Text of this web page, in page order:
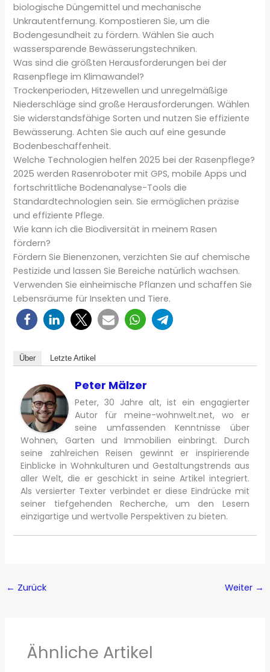
biologische Düngemittel und mechanische
Unkrautentfernung. Kompostieren Sie, um die
Bodengesundheit zu fördern. Wählen Sie auch
wassersparende Bewässerungstechniken.
Was sind die größten Herausforderungen bei der
Rasenpflege im Klimawandel?
Trockenperioden, Hitzewellen und unregelmäßige
Niederschläge sind große Herausforderungen. Wählen
Sie widerstandsfähige Sorten und nutzen Sie effiziente
Bewässerung. Achten Sie auch auf eine gesunde
Bodenbeschaffenheit.
Welche Technologien helfen 2025 bei der Rasenpflege?
2025 werden Rasenroboter mit GPS, mobile Apps und
fortschrittliche Bodenanalyse-Tools die
Standardtechnologien sein. Sie ermöglichen präzise
und effiziente Pflege.
Wie kann ich die Biodiversität in meinem Rasen
fördern?
Fördern Sie Bienenzonen, verzichten Sie auf chemische
Pestizide und lassen Sie Bereiche natürlich wachsen.
Verwenden Sie einheimische Pflanzen und schaffen Sie
Lebensräume für Insekten und Tiere.
Über Letzte Artikel
Peter Mälzer
Peter, 30 Jahre alt, ist ein engagierter
Autor für meine-wohnwelt.net, wo er
seine umfassenden Kenntnisse über
Wohnen, Garten und Immobilien einbringt. Durch
seine zahlreichen Reisen gewinnt er inspirierende
Einblicke in Wohnkulturen und Gestaltungstrends aus
aller Welt, die er geschickt in seine Artikel integriert.
Als versierter Texter verbindet er diese Eindrücke mit
seiner tiefgehenden Recherche, um den Lesern
einzigartige und wertvolle Perspektiven zu bieten.
← Zurück Weiter →
Ähnliche Artikel